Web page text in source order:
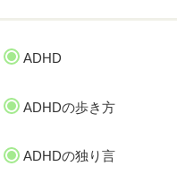
ADHD
ADHDの歩き方
ADHDの独り言